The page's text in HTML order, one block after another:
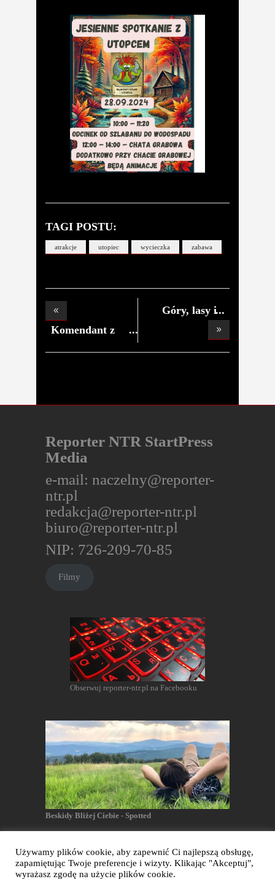
TAGI POSTU:
atrakcje utopiec wycieczka zabawa
Komendant z
Góry, lasy i
Reporter NTR StartPress
Media
e-mail: naczelny@reporter-
ntr.pl
redakcja@reporter-ntr.pl
biuro@reporter-ntr.pl
NIP: 726-209-70-85
Filmy
Obserwuj reporter-ntr.pl na Facebooku
Beskidy Bliżej Ciebie - Spotted
Reporter NTR - Wszelkie prawa zastrzeżone
Używamy plików cookie, aby zapewnić Ci najlepszą obsługę,
zapamiętując Twoje preferencje i wizyty. Klikając "Akceptuj",
wyrażasz zgodę na użycie plików cookie.